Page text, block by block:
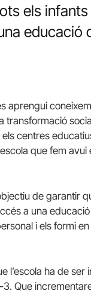
els
educació
aprengui
transformació
centres
que fem
de garantir
a una
i els formi
l’escola ha de
Que